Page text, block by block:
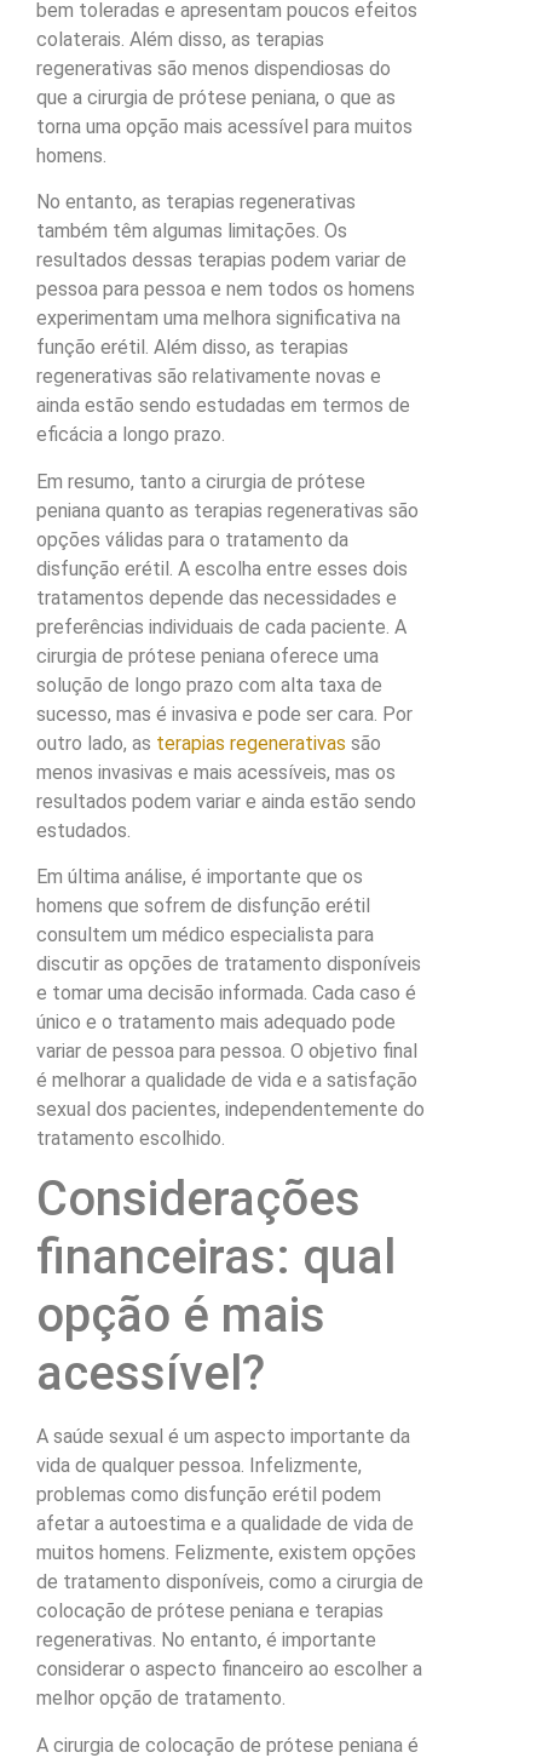
bem toleradas e apresentam poucos efeitos
colaterais. Além disso, as terapias
regenerativas são menos dispendiosas do
que a cirurgia de prótese peniana, o que as
torna uma opção mais acessível para muitos
homens.
No entanto, as terapias regenerativas
também têm algumas limitações. Os
resultados dessas terapias podem variar de
pessoa para pessoa e nem todos os homens
experimentam uma melhora significativa na
função erétil. Além disso, as terapias
regenerativas são relativamente novas e
ainda estão sendo estudadas em termos de
eficácia a longo prazo.
Em resumo, tanto a cirurgia de prótese
peniana quanto as terapias regenerativas são
opções válidas para o tratamento da
disfunção erétil. A escolha entre esses dois
tratamentos depende das necessidades e
preferências individuais de cada paciente. A
cirurgia de prótese peniana oferece uma
solução de longo prazo com alta taxa de
sucesso, mas é invasiva e pode ser cara. Por
outro lado, as terapias regenerativas são
menos invasivas e mais acessíveis, mas os
resultados podem variar e ainda estão sendo
estudados.
Em última análise, é importante que os
homens que sofrem de disfunção erétil
consultem um médico especialista para
discutir as opções de tratamento disponíveis
e tomar uma decisão informada. Cada caso é
único e o tratamento mais adequado pode
variar de pessoa para pessoa. O objetivo final
é melhorar a qualidade de vida e a satisfação
sexual dos pacientes, independentemente do
tratamento escolhido.
Considerações
financeiras: qual
opção é mais
acessível?
A saúde sexual é um aspecto importante da
vida de qualquer pessoa. Infelizmente,
problemas como disfunção erétil podem
afetar a autoestima e a qualidade de vida de
muitos homens. Felizmente, existem opções
de tratamento disponíveis, como a cirurgia de
colocação de prótese peniana e terapias
regenerativas. No entanto, é importante
considerar o aspecto financeiro ao escolher a
melhor opção de tratamento.
A cirurgia de colocação de prótese peniana é